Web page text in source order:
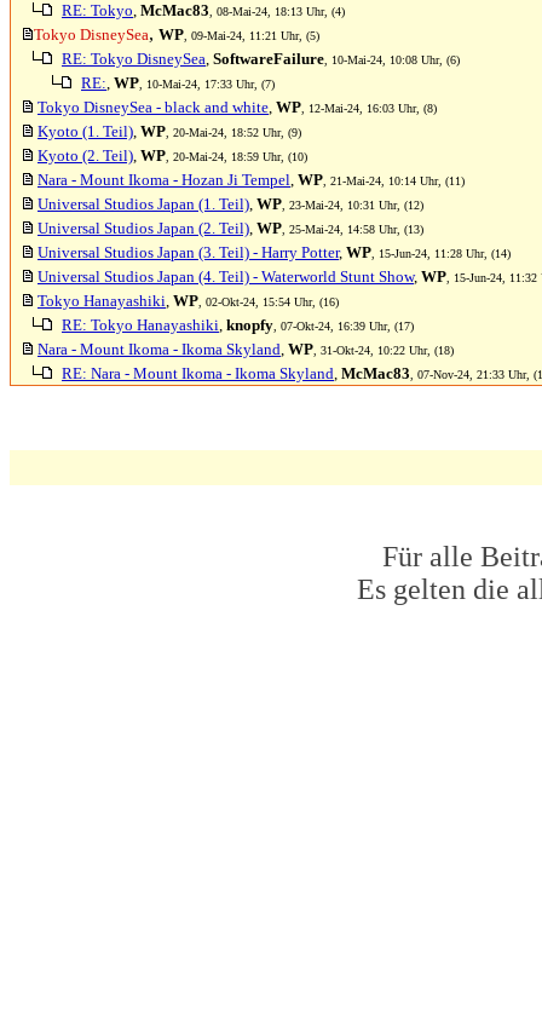
RE: Tokyo, McMac83 , 08-Mai-24, 18:13 Uhr, (4)
Tokyo DisneySea, WP , 09-Mai-24, 11:21 Uhr, (5)
RE: Tokyo DisneySea, SoftwareFailure , 10-Mai-24, 10:08 Uhr, (6)
RE:, WP , 10-Mai-24, 17:33 Uhr, (7)
Tokyo DisneySea - black and white, WP , 12-Mai-24, 16:03 Uhr, (8)
Kyoto (1. Teil), WP , 20-Mai-24, 18:52 Uhr, (9)
Kyoto (2. Teil), WP , 20-Mai-24, 18:59 Uhr, (10)
Nara - Mount Ikoma - Hozan Ji Tempel, WP , 21-Mai-24, 10:14 Uhr, (11)
Universal Studios Japan (1. Teil), WP , 23-Mai-24, 10:31 Uhr, (12)
Universal Studios Japan (2. Teil), WP , 25-Mai-24, 14:58 Uhr, (13)
Universal Studios Japan (3. Teil) - Harry Potter, WP , 15-Jun-24, 11:28 Uhr, (14)
Universal Studios Japan (4. Teil) - Waterworld Stunt Show, WP , 15-Jun-24,
Tokyo Hanayashiki, WP , 02-Okt-24, 15:54 Uhr, (16)
RE: Tokyo Hanayashiki, knopfy , 07-Okt-24, 16:39 Uhr, (17)
Nara - Mount Ikoma - Ikoma Skyland, WP , 31-Okt-24, 10:22 Uhr, (18)
RE: Nara - Mount Ikoma - Ikoma Skyland, McMac83 , 07-Nov-24, 21:33 Uhr,
Für alle
Es gelten die